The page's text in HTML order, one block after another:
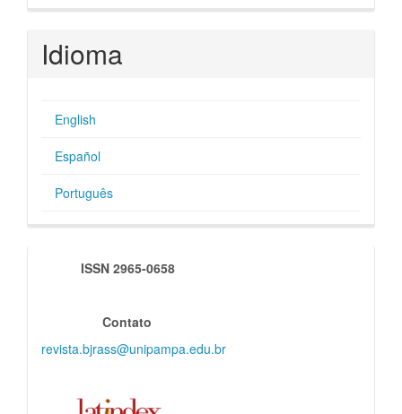
Idioma
English
Español
Português
indexadores
ISSN 2965-0658
Contato
revista.bjrass@unipampa.edu.br